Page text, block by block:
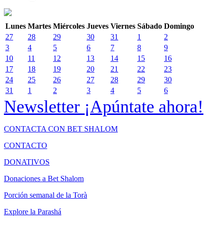
Lunes Martes Miércoles Jueves Viernes Sábado Domingo
27
28 29 30 31 1
2
3
4 5 6 7 8
9
10
11 12 13 14 15
16
17
18 19 20 21 22
23
24
25 26 27 28 29
30
31
1 2 3 4 5 6
Newsletter ¡Apúntate ahora!
CONTACTA CON BET SHALOM
CONTACTO
DONATIVOS
Donaciones a Bet Shalom
Porción semanal de la Torà
Explore la Parashá